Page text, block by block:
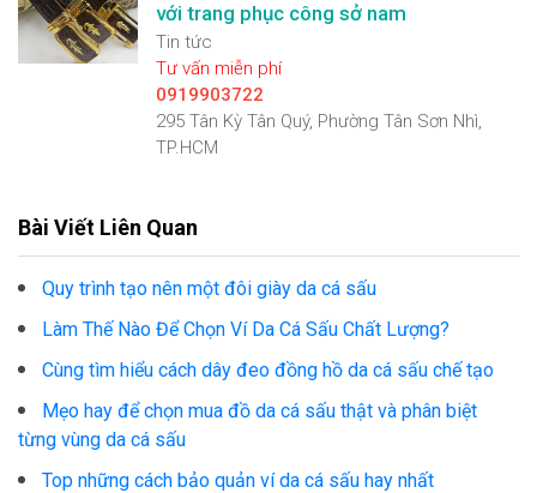
với trang phục công sở nam
Tin tức
Tư vấn miễn phí
0919903722
295 Tân Kỳ Tân Quý, Phường Tân Sơn Nhì,
TP.HCM
Bài Viết Liên Quan
Quy trình tạo nên một đôi giày da cá sấu
Làm Thế Nào Để Chọn Ví Da Cá Sấu Chất Lượng?
Cùng tìm hiểu cách dây đeo đồng hồ da cá sấu chế tạo
Mẹo hay để chọn mua đồ da cá sấu thật và phân biệt
từng vùng da cá sấu
Top những cách bảo quản ví da cá sấu hay nhất